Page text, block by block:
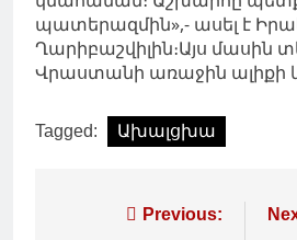
պատերազմին»,- ասել է
Ղարիբաշվիլին։Այս մասին
Վրաստանի առաջին ալիքի
Tagged: Ախալցխա
Գրառումների
Previous: